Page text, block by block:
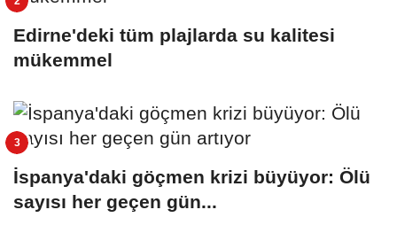
Edirne'deki tüm plajlarda su kalitesi
mükemmel
İspanya'daki göçmen krizi büyüyor: Ölü
sayısı her geçen gün...